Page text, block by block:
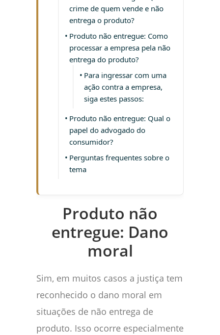
crime de quem vende e não
entrega o produto?
Produto não entregue: Como
processar a empresa pela não
entrega do produto?
Para ingressar com uma
ação contra a empresa,
siga estes passos:
Produto não entregue: Qual o
papel do advogado do
consumidor?
Perguntas frequentes sobre o
tema
Produto não
entregue: Dano
moral
Sim, em muitos casos a justiça tem
reconhecido o dano moral em
situações de não entrega de
produto. Isso ocorre especialmente